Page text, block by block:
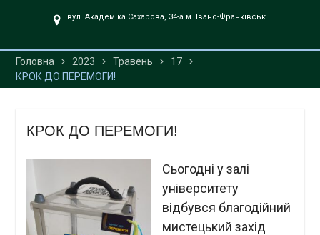
вул. Академіка Сахарова, 34-а м. Івано-Франківськ
Головна 2023 Травень
17
КРОК ДО ПЕРЕМОГИ!
КРОК ДО ПЕРЕМОГИ!
Сьогодні у залі
університету
відбувся благодійний
мистецький захід